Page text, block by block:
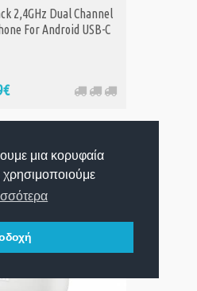
μια κορυφαία
χρησιμοποιούμε
2,4GHz Dual Channel
For Android USB-C